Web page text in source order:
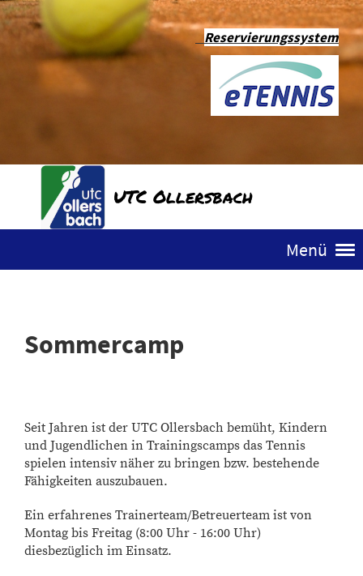
Reservierungssystem
UTC Ollersbach
Menü
Sommercamp
Seit Jahren ist der UTC Ollersbach bemüht, Kindern
und Jugendlichen in Trainingscamps das Tennis
spielen intensiv näher zu bringen bzw. bestehende
Fähigkeiten auszubauen.
Ein erfahrenes Trainerteam/Betreuerteam ist von
Montag bis Freitag (8:00 Uhr - 16:00 Uhr)
diesbezüglich im Einsatz.